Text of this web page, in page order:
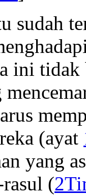
sudah
ini
(ayat
yang
(